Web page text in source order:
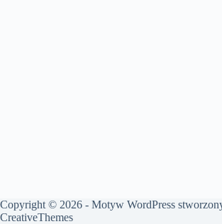
Copyright © 2026 - Motyw WordPress
CreativeThemes